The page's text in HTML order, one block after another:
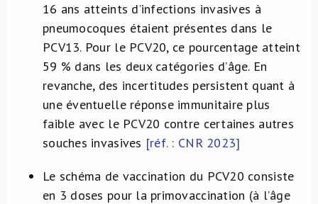
16 ans atteints d’infections invasives à
pneumocoques étaient présentes dans le
PCV13. Pour le PCV20, ce pourcentage atteint
59 % dans les deux catégories d’âge. En
revanche, des incertitudes persistent quant à
une éventuelle réponse immunitaire plus
faible avec le PCV20 contre certaines autres
souches invasives [réf. : CNR 2023]
Le schéma de vaccination du PCV20 consiste
en 3 doses pour la primovaccination (à l’âge